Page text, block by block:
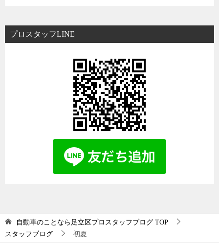
プロスタッフLINE
自動車のことなら足立区プロスタッフブログ TOP
スタッフブログ
初夏